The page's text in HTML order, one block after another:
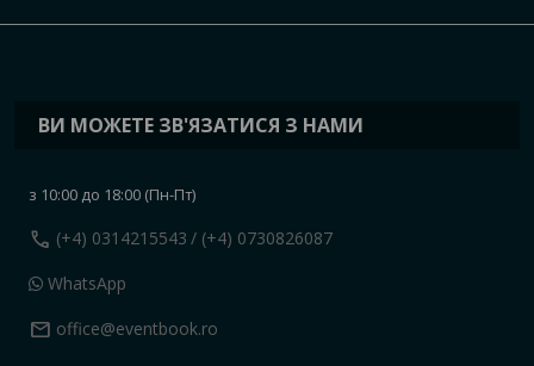
ВИ МОЖЕТЕ ЗВ'ЯЗАТИСЯ З НАМИ
з 10:00 до 18:00 (Пн-Пт)
call (+4) 0314215543 / (+4) 0730826087
WhatsApp
mail office@eventbook.ro